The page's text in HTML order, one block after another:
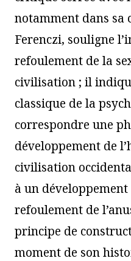
notamment dans sa
Ferenczi, souligne
refoulement de la
civilisation ; il
classique de la
correspondre une
développement de
civilisation
à un développement
refoulement de
principe de
moment de son